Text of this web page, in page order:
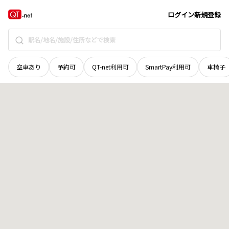
ログイン新規登録
空車あり 予約可 QT-net利用可 SmartPay利用可 車椅子
秋田県